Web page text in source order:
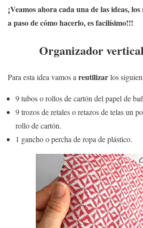
¡Veamos ahora cada una de las ideas,
a paso de cómo hacerlo, es facilísimo!!!
Organizador
Para esta idea vamos a reutilizarlos
9 tubos o rollos de cartón del papel de
9 trozos de retales o retazos de telas un
rollo de cartón.
1 gancho o percha de ropa de plástico.